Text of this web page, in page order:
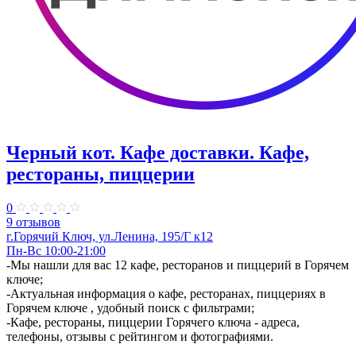
Черный кот. Кафе доставки. Кафе,
рестораны, пиццерии
0
9 отзывов
г.Горячий Ключ, ул.Ленина, 195/Г к12
Пн-Вс 10:00-21:00
-Мы нашли для вас 12 кафе, ресторанов и пиццерий в Горячем
ключе;
-Актуальная информация о кафе, ресторанах, пиццериях в
Горячем ключе , удобный поиск с фильтрами;
-Кафе, рестораны, пиццерии Горячего ключа - адреса,
телефоны, отзывы с рейтингом и фотографиями.